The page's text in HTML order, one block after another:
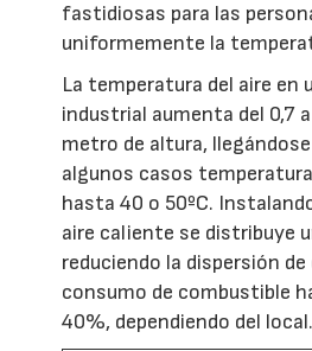
fastidiosas para las
uniformemente la
La temperatura del aire en
industrial aumenta del 0,7 a
metro de altura,
algunos casos
hasta 40 o 50ºC.
aire caliente se distribuye
reduciendo la dispersión de
consumo de combustible
40%, dependiendo del local.